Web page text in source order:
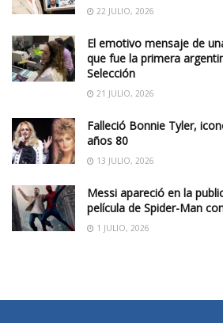
22 JULIO, 2026
El emotivo mensaje de
que fue la primera
Selección
21 JULIO, 2026
Falleció Bonnie Tyler,
años 80
13 JULIO, 2026
Messi apareció en la
película de Spider-Man
1 JULIO, 2026